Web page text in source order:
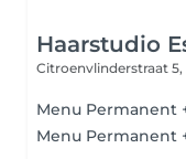
Haarstudio
Citroenvlinderstraat 5,
Menu Permanent
Menu Permanent